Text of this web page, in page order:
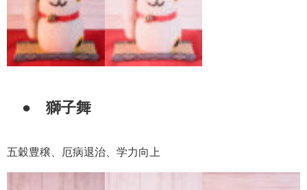
● 獅子舞
五穀豊穣、厄病退治、学力向上